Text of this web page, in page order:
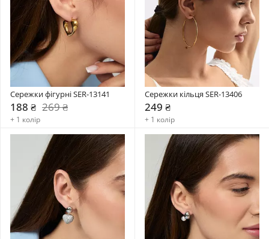
Сережки фігурні SER-13141
188 ₴ 269 ₴
+ 1 колір
Сережки кільця SER-13406
249 ₴
+ 1 колір